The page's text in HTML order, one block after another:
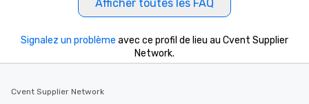
Afficher toutes les FAQ
Signalez un problème avec ce profil de lieu au Cvent Supplier
Network.
Cvent Supplier Network